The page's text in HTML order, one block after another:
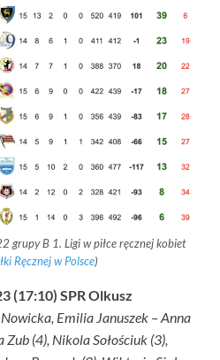
grupy B 1. Ligi w piłce ręcznej kobiet
Ręcznej w Polsce)
(17:10) SPR Olkusz
Nowicka, Emilia Januszek – Anna
(4), Nikola Sołościuk (3),